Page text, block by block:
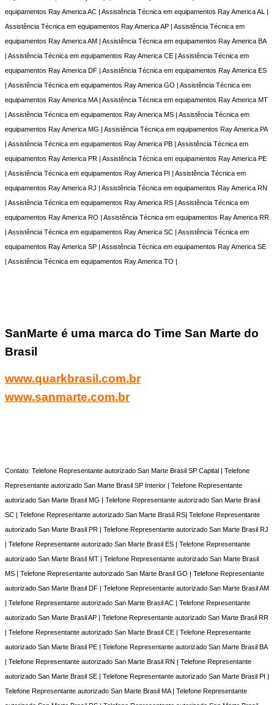
equipamentos Ray America AC | Assistência Técnica em equipamentos Ray America AL |
Assistência Técnica em equipamentos Ray America AP | Assistência Técnica em
equipamentos Ray America AM | Assistência Técnica em equipamentos Ray America BA
| Assistência Técnica em equipamentos Ray America CE | Assistência Técnica em
equipamentos Ray America DF | Assistência Técnica em equipamentos Ray America ES
| Assistência Técnica em equipamentos Ray America GO | Assistência Técnica em
equipamentos Ray America MA | Assistência Técnica em equipamentos Ray America MT
| Assistência Técnica em equipamentos Ray America MS | Assistência Técnica em
equipamentos Ray America MG | Assistência Técnica em equipamentos Ray America PA
| Assistência Técnica em equipamentos Ray America PB | Assistência Técnica em
equipamentos Ray America PR | Assistência Técnica em equipamentos Ray America PE
| Assistência Técnica em equipamentos Ray America PI | Assistência Técnica em
equipamentos Ray America RJ | Assistência Técnica em equipamentos Ray America RN
| Assistência Técnica em equipamentos Ray America RS | Assistência Técnica em
equipamentos Ray America RO | Assistência Técnica em equipamentos Ray America RR
| Assistência Técnica em equipamentos Ray America SC | Assistência Técnica em
equipamentos Ray America SP | Assistência Técnica em equipamentos Ray America SE
| Assistência Técnica em equipamentos Ray America TO |
SanMarte é uma marca do Time San Marte do
Brasil
www.quarkbrasil.com.br
www.sanmarte.com.br
Contato: Telefone Representante autorizado San Marte Brasil SP Capital | Telefone
Representante autorizado San Marte Brasil SP Interior | Telefone Representante
autorizado San Marte Brasil MG | Telefone Representante autorizado San Marte Brasil
SC | Telefone Representante autorizado San Marte Brasil RS| Telefone Representante
autorizado San Marte Brasil PR | Telefone Representante autorizado San Marte Brasil RJ
| Telefone Representante autorizado San Marte Brasil ES | Telefone Representante
autorizado San Marte Brasil MT | Telefone Representante autorizado San Marte Brasil
MS | Telefone Representante autorizado San Marte Brasil GO | Telefone Representante
autorizado San Marte Brasil DF | Telefone Representante autorizado San Marte Brasil AM
| Telefone Representante autorizado San Marte Brasil AC | Telefone Representante
autorizado San Marte Brasil AP | Telefone Representante autorizado San Marte Brasil RR
| Telefone Representante autorizado San Marte Brasil CE | Telefone Representante
autorizado San Marte Brasil PE | Telefone Representante autorizado San Marte Brasil BA
| Telefone Representante autorizado San Marte Brasil RN | Telefone Representante
autorizado San Marte Brasil SE | Telefone Representante autorizado San Marte Brasil PI |
Telefone Representante autorizado San Marte Brasil MA | Telefone Representante